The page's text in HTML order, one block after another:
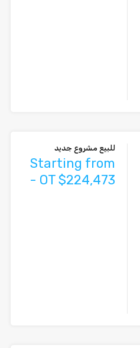
للبيع مشروع جديد
Starting from
- OT $224,473